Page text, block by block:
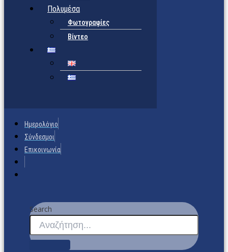
Πολυμέσα
Φωτογραφίες
Βίντεο
Ημερολόγιο
Σύνδεσμοι
Επικοινωνία
Search